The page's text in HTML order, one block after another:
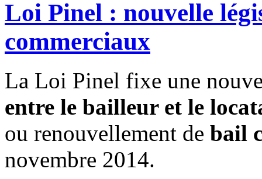
Loi Pinel : nouvelle
commerciaux
La Loi Pinel fixe une
entre le bailleur et le
ou renouvellement de bail
novembre 2014.